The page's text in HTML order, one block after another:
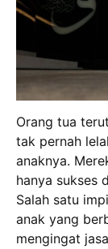
Orang tua
tak pernah
anaknya.
hanya sukses
Salah satu
anak yang
mengingat